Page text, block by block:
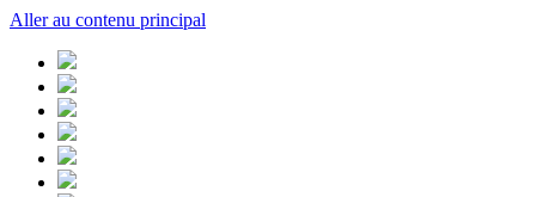
Aller au contenu principal